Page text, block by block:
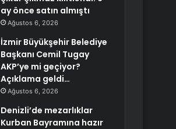
ay önce satın almıştı
Ağustos 6, 2026
İzmir Büyükşehir Belediye
Başkanı Cemil Tugay
AKP’ye mi geçiyor?
Açıklama geldi…
Ağustos 6, 2026
Denizli’de mezarlıklar
Kurban Bayramına hazır